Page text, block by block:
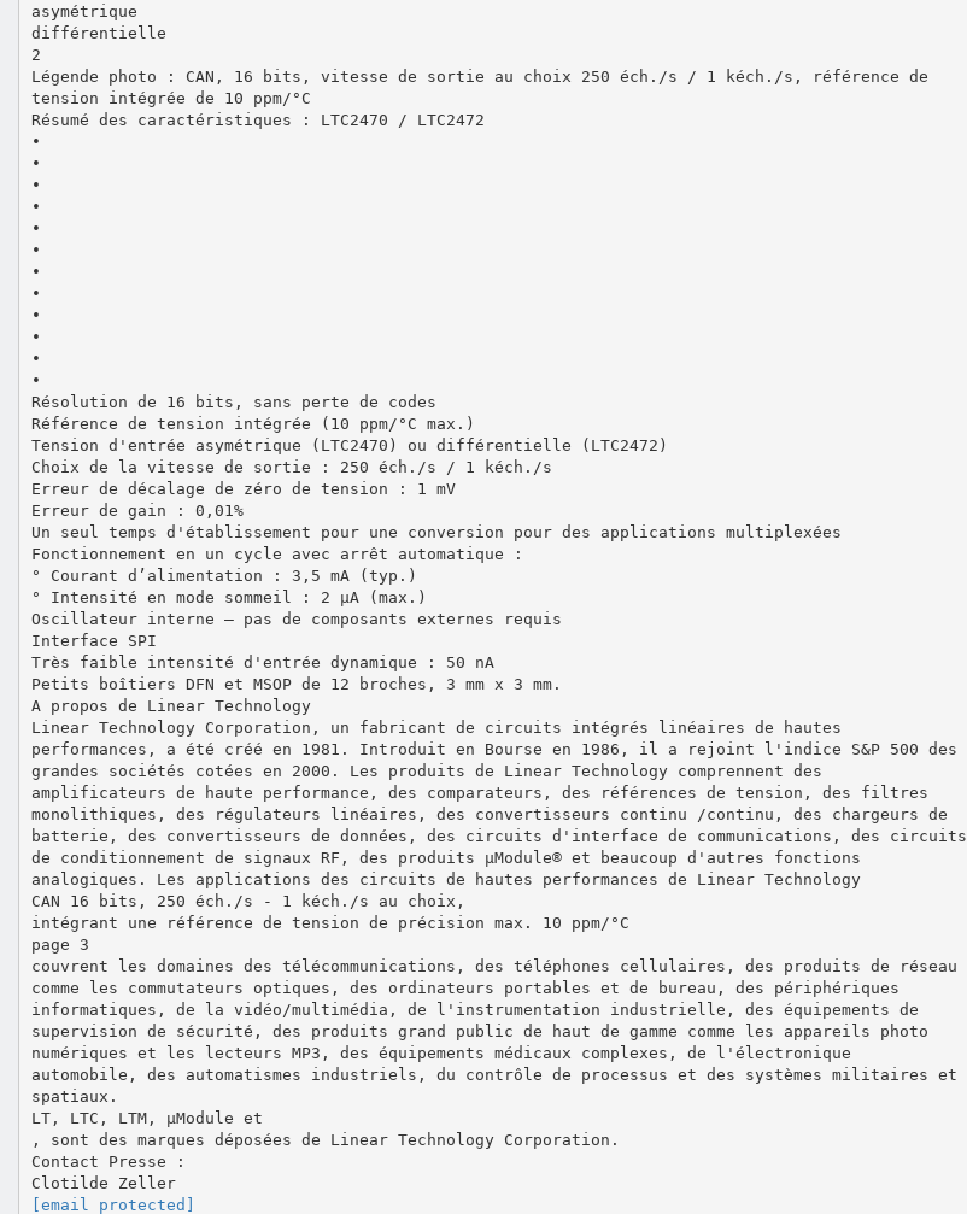
asymétrique
différentielle
2
Légende photo : CAN, 16 bits, vitesse de sortie au choix 250 éch./s / 1 kéch./s, référence de
tension intégrée de 10 ppm/°C
Résumé des caractéristiques : LTC2470 / LTC2472
•
•
•
•
•
•
•
•
•
•
•
•
Résolution de 16 bits, sans perte de codes
Référence de tension intégrée (10 ppm/°C max.)
Tension d'entrée asymétrique (LTC2470) ou différentielle (LTC2472)
Choix de la vitesse de sortie : 250 éch./s / 1 kéch./s
Erreur de décalage de zéro de tension : 1 mV
Erreur de gain : 0,01%
Un seul temps d'établissement pour une conversion pour des applications multiplexées
Fonctionnement en un cycle avec arrêt automatique :
° Courant d’alimentation : 3,5 mA (typ.)
° Intensité en mode sommeil : 2 µA (max.)
Oscillateur interne – pas de composants externes requis
Interface SPI
Très faible intensité d'entrée dynamique : 50 nA
Petits boîtiers DFN et MSOP de 12 broches, 3 mm x 3 mm.
A propos de Linear Technology
Linear Technology Corporation, un fabricant de circuits intégrés linéaires de hautes
performances, a été créé en 1981. Introduit en Bourse en 1986, il a rejoint l'indice S&P 500 des
grandes sociétés cotées en 2000. Les produits de Linear Technology comprennent des
amplificateurs de haute performance, des comparateurs, des références de tension, des filtres
monolithiques, des régulateurs linéaires, des convertisseurs continu /continu, des chargeurs de
batterie, des convertisseurs de données, des circuits d'interface de communications, des circuits
de conditionnement de signaux RF, des produits µModule® et beaucoup d'autres fonctions
analogiques. Les applications des circuits de hautes performances de Linear Technology
CAN 16 bits, 250 éch./s - 1 kéch./s au choix,
intégrant une référence de tension de précision max. 10 ppm/°C
page 3
couvrent les domaines des télécommunications, des téléphones cellulaires, des produits de réseau
comme les commutateurs optiques, des ordinateurs portables et de bureau, des périphériques
informatiques, de la vidéo/multimédia, de l'instrumentation industrielle, des équipements de
supervision de sécurité, des produits grand public de haut de gamme comme les appareils photo
numériques et les lecteurs MP3, des équipements médicaux complexes, de l'électronique
automobile, des automatismes industriels, du contrôle de processus et des systèmes militaires et
spatiaux.
LT, LTC, LTM, µModule et
, sont des marques déposées de Linear Technology Corporation.
Contact Presse :
Clotilde Zeller
[email protected]